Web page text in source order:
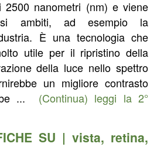
2500 nanometri (nm) e viene
ambiti, ad esempio la
È una tecnologia che
utile per il ripristino della
della luce nello spettro
un migliore contrasto
... (Continua) leggi la 2°
SU | vista, retina,